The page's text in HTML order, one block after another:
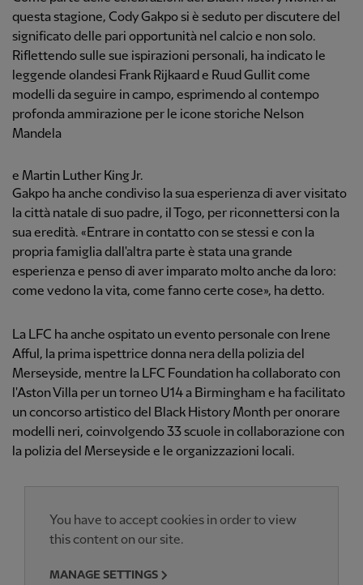
questa stagione, Cody Gakpo si è seduto per discutere del
significato delle pari opportunità nel calcio e non solo.
Riflettendo sulle sue ispirazioni personali, ha indicato le
leggende olandesi Frank Rijkaard e Ruud Gullit come
modelli da seguire in campo, esprimendo al contempo
profonda ammirazione per le icone storiche Nelson
Mandela
e Martin Luther King Jr.
Gakpo ha anche condiviso la sua esperienza di aver visitato
la città natale di suo padre, il Togo, per riconnettersi con la
sua eredità. «Entrare in contatto con se stessi e con la
propria famiglia dall'altra parte è stata una grande
esperienza e penso di aver imparato molto anche da loro:
come vedono la vita, come fanno certe cose», ha detto.
La LFC ha anche ospitato un evento personale con Irene
Afful, la prima ispettrice donna nera della polizia del
Merseyside, mentre la LFC Foundation ha collaborato con
l'Aston Villa per un torneo U14 a Birmingham e ha facilitato
un concorso artistico del Black History Month per onorare
modelli neri, coinvolgendo 33 scuole in collaborazione con
la polizia del Merseyside e le organizzazioni locali.
You have to accept cookies in order to view
this content on our site.
MANAGE SETTINGS